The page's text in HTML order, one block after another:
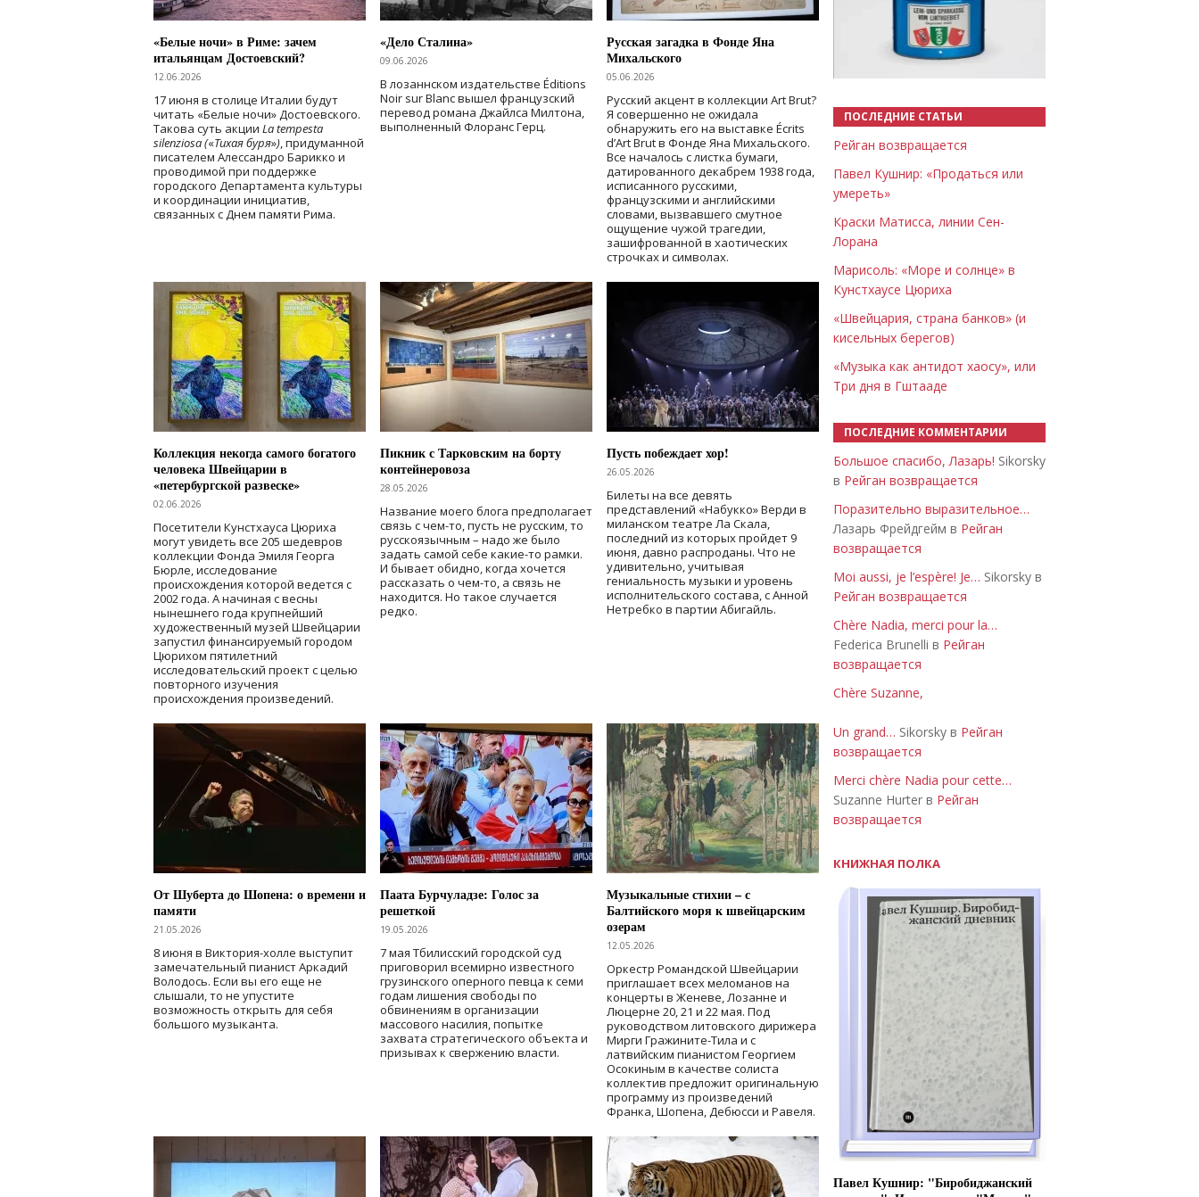
«Белые ночи» в Риме: зачем
итальянцам Достоевский?
12.06.2026
17 июня в столице Италии будут
читать «Белые ночи» Достоевского.
Такова суть акции La tempesta
silenziosa («Тихая буря»), придуманной
писателем Алессандро Барикко и
проводимой при поддержке
городского Департамента культуры
и координации инициатив,
связанных с Днем памяти Рима.
«Дело Сталина»
09.06.2026
В лозаннском издательстве Éditions
Noir sur Blanc вышел французский
перевод романа Джайлса Милтона,
выполненный Флоранс Герц.
Русская загадка в Фонде Яна
Михальского
05.06.2026
Русский акцент в коллекции Art Brut?
Я совершенно не ожидала
обнаружить его на выставке Écrits
d’Art Brut в Фонде Яна Михальского.
Все началось с листка бумаги,
датированного декабрем 1938 года,
исписанного русскими,
французскими и английскими
словами, вызвавшего смутное
ощущение чужой трагедии,
зашифрованной в хаотических
строчках и символах.
Коллекция некогда самого богатого
человека Швейцарии в
«петербургской развеске»
02.06.2026
Посетители Кунстхауса Цюриха
могут увидеть все 205 шедевров
коллекции Фонда Эмиля Георга
Бюрле, исследование
происхождения которой ведется с
2002 года. А начиная с весны
нынешнего года крупнейший
художественный музей Швейцарии
запустил финансируемый городом
Цюрихом пятилетний
исследовательский проект с целью
повторного изучения
происхождения произведений.
Пикник с Тарковским на борту
контейнеровоза
28.05.2026
Название моего блога предполагает
связь с чем-то, пусть не русским, то
русскоязычным – надо же было
задать самой себе какие-то рамки.
И бывает обидно, когда хочется
рассказать о чем-то, а связь не
находится. Но такое случается
редко.
Пусть побеждает хор!
26.05.2026
Билеты на все девять
представлений «Набукко» Верди в
миланском театре Ла Скала,
последний из которых пройдет 9
июня, давно распроданы. Что не
удивительно, учитывая
гениальность музыки и уровень
исполнительского состава, с Анной
Нетребко в партии Абигайль.
От Шуберта до Шопена: о времени и
памяти
21.05.2026
8 июня в Виктория-холле выступит
замечательный пианист Аркадий
Володось. Если вы его еще не
слышали, то не упустите
возможность открыть для себя
большого музыканта.
Паата Бурчуладзе: Голос за
решеткой
19.05.2026
7 мая Тбилисский городской суд
приговорил всемирно известного
грузинского оперного певца к семи
годам лишения свободы по
обвинениям в организации
массового насилия, попытке
захвата стратегического объекта и
призывах к свержению власти.
Музыкальные стихии – с
Балтийского моря к швейцарским
озерам
12.05.2026
Оркестр Романдской Швейцарии
приглашает всех меломанов на
концерты в Женеве, Лозанне и
Люцерне 20, 21 и 22 мая. Под
руководством литовского дирижера
Мирги Гражините-Тила и с
латвийским пианистом Георгием
Осокиным в качестве солиста
коллектив предложит оригинальную
программу из произведений
Франка, Шопена, Дебюсси и Равеля.
ПОСЛЕДНИЕ СТАТЬИ
Рейган возвращается
Павел Кушнир: «Продаться или
умереть»
Краски Матисса, линии Сен-
Лорана
Марисоль: «Море и солнце» в
Кунстхаусе Цюриха
«Швейцария, страна банков» (и
кисельных берегов)
«Музыка как антидот хаосу», или
Три дня в Гштааде
ПОСЛЕДНИЕ КОММЕНТАРИИ
Большое спасибо, Лазарь! Sikorsky
в Рейган возвращается
Поразительно выразительное…
Лазарь Фрейдгейм в Рейган
возвращается
Moi aussi, je l’espère! Je… Sikorsky в
Рейган возвращается
Chère Nadia, merci pour la…
Federica Brunelli в Рейган
возвращается
Chère Suzanne,
Un grand… Sikorsky в Рейган
возвращается
Merci chère Nadia pour cette…
Suzanne Hurter в Рейган
возвращается
КНИЖНАЯ ПОЛКА
Павел Кушнир: "Биробиджанский